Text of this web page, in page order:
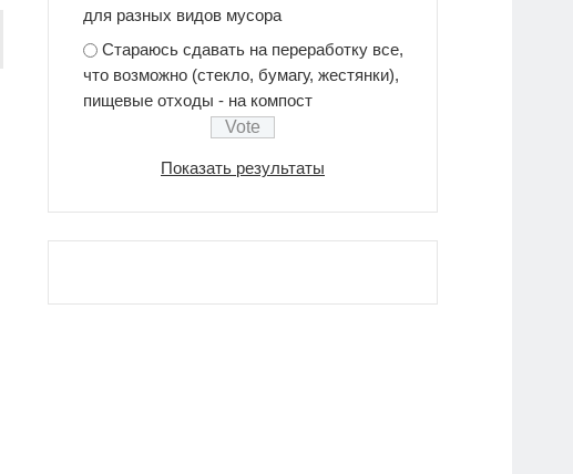
для разных видов мусора
Стараюсь сдавать на переработку все,
что возможно (стекло, бумагу, жестянки),
пищевые отходы - на компост
Показать результаты